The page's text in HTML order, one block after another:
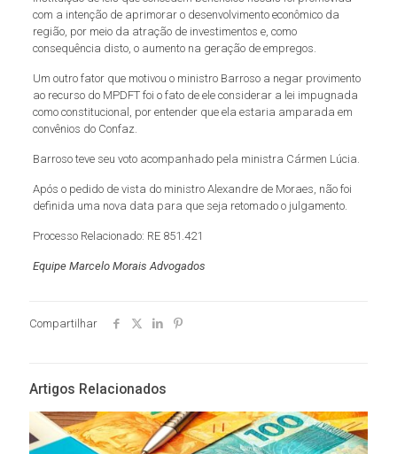
com a intenção de aprimorar o desenvolvimento econômico da
região, por meio da atração de investimentos e, como
consequência disto, o aumento na geração de empregos.
Um outro fator que motivou o ministro Barroso a negar provimento
ao recurso do MPDFT foi o fato de ele considerar a lei impugnada
como constitucional, por entender que ela estaria amparada em
convênios do Confaz.
Barroso teve seu voto acompanhado pela ministra Cármen Lúcia.
Após o pedido de vista do ministro Alexandre de Moraes, não foi
definida uma nova data para que seja retomado o julgamento.
Processo Relacionado: RE 851.421
Equipe Marcelo Morais Advogados
Compartilhar
Artigos Relacionados